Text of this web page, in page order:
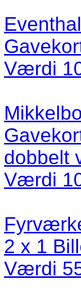
Værdi
dobbelt
Værdi
2 x 1
Værdi